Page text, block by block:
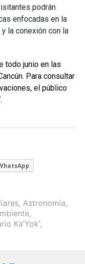
podrán
enfocadas en la
la conexión con la
todo junio en las
Para consultar
el público
, Astronomía,
,
Ka’Yok’,